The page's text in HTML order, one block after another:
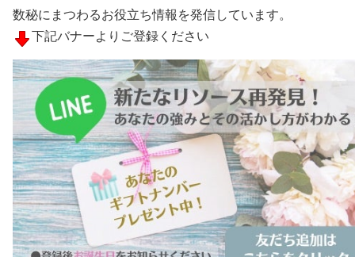
数秘にまつわるお役立ち情報を発信しています。
下記バナーよりご登録ください